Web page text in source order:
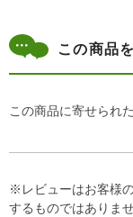
この商品
この商品に寄せられ
※レビューはお客様
するものではありませ